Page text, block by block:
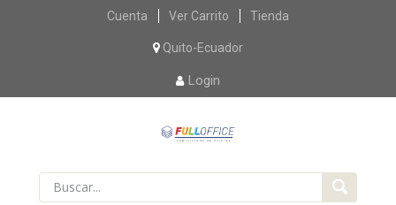
Skip
content
Cuenta Ver Carrito Tienda
Quito-Ecuador
Login